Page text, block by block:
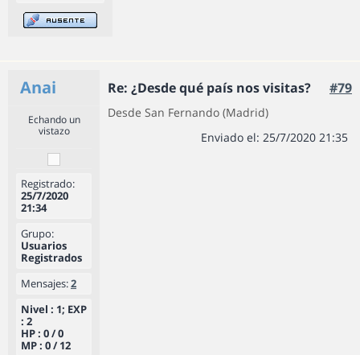
Anai Re: ¿Desde qué país nos visitas? #79
Echando un
vistazo
Registrado:
25/7/2020
21:34
Grupo:
Usuarios
Registrados
Mensajes:2
Nivel : 1; EXP
: 2
HP : 0 / 0
MP : 0 / 12
Desde San Fernando (Madrid)
Enviado el: 25/7/2020 21:35